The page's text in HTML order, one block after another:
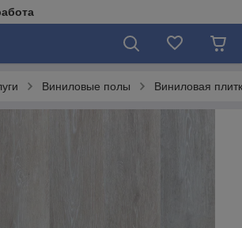
Виниловые полы Виниловая